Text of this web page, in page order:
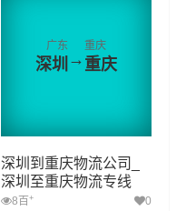
广东
深圳→
重庆
重庆
深圳到重庆物流公司_
深圳至重庆物流专线
8百 + 0